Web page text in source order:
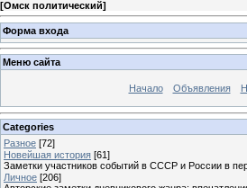
[Омск политический]
Форма входа
Меню сайта
Начало Объявления
Categories
Разное [72]
Новейшая история [61]
Заметки участников событий в СССР и России в
Личное [206]